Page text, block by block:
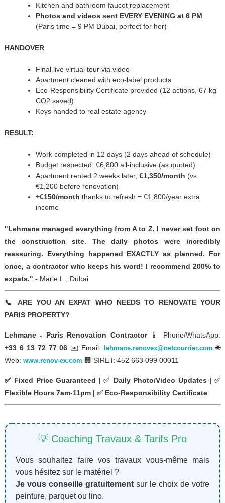
Kitchen and bathroom faucet replacement
Photos and videos sent EVERY EVENING at 6 PM
(Paris time = 9 PM Dubai, perfect for her)
HANDOVER
Final live virtual tour via video
Apartment cleaned with eco-label products
Eco-Responsibility Certificate provided (12 actions, 67 kg
CO2 saved)
Keys handed to real estate agency
RESULT:
Work completed in 12 days (2 days ahead of schedule)
Budget respected: €6,800 all-inclusive (as quoted)
Apartment rented 2 weeks later,€1,350/month (vs
€1,200 before renovation)
+€150/month thanks to refresh = €1,800/year extra
income
"Lehmane managed everything from A to Z. I never set foot on
the construction site. The daily photos were incredibly
reassuring. Everything happened EXACTLY as planned. For
once, a contractor who keeps his word! I recommend 200% to
expats." - Marie L., Dubai
📞 ARE YOU AN EXPAT WHO NEEDS TO RENOVATE YOUR
PARIS PROPERTY?
Lehmane - Paris Renovation Contractor📱 Phone/WhatsApp:
+33 6 13 72 77 06 ✉️ Email: lehmane.renovex@netcourrier.com 🌐
Web: www.renov-ex.com 🏢 SIRET: 452 663 099 00011
✅ Fixed Price Guaranteed | ✅ Daily Photo/Video Updates | ✅
Flexible Hours 7am-11pm | ✅ Eco-Responsibility Certificate
💡 Coaching Travaux & Tarifs Pro
Vous souhaitez faire vos travaux vous-même mais
vous hésitez sur le matériel ?
Je vous conseille gratuitementsur le choix de votre
peinture, parquet ou lino.